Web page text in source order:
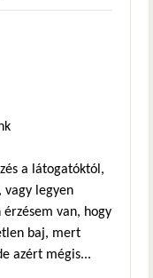
a látogatóktól,
vagy legyen
van, hogy
baj, mert
azért mégis...